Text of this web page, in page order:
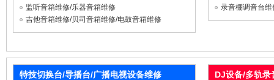
监听音箱维修/乐器音箱维修
吉他音箱维修/贝司音箱维修/电鼓音箱维修
录音棚调音台
特技切换台/导播台/广播电视设备维修 DJ设备/多轨录